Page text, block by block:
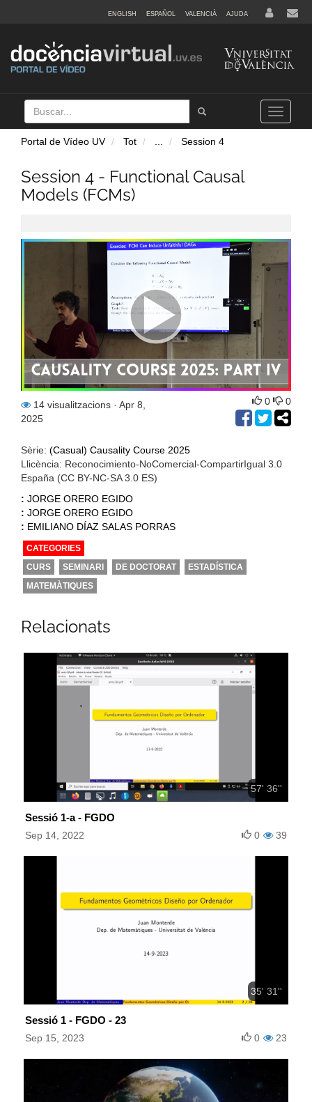
ENGLISH ESPAÑOL VALENCIÀ AJUDA
Buscar
Tramet
Toggle
navigation
Portal de Vídeo UV Tot Session 4
Session 4 - Functional Causal
Models (FCMs)
14 visualitzacions · Apr 8,
2025
0 0
Sèrie: (Casual) Causality Course 2025
Llicència: Reconocimiento-NoComercial-CompartirIgual 3.0
España (CC BY-NC-SA 3.0 ES)
: JORGE ORERO EGIDO
: JORGE ORERO EGIDO
: EMILIANO DÍAZ SALAS PORRAS
CATEGORIES
CURS
SEMINARI DE DOCTORAT
ESTADÍSTICA
MATEMÀTIQUES
Relacionats
57' 36''
Sessió 1-a - FGDO
Sep 14, 2022 39
0
35' 31''
Sessió 1 - FGDO - 23
Sep 15, 2023 23
0